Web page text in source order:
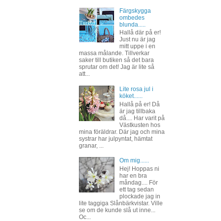
Färgskygga
ombedes
blunda.....
Hallå där på er!
Just nu är jag
mitt uppe i en
massa målande. Tillverkar
saker till butiken så det bara
sprutar om det! Jag är lite så
att...
Lite rosa jul i
köket......
Hallå på er! Då
är jag tillbaka
då.... Har varit på
Västkusten hos
mina föräldrar. Där jag och mina
systrar har julpyntat, hämtat
granar, ...
Om mig......
Hej! Hoppas ni
har en bra
måndag.... För
ett tag sedan
plockade jag in
lite taggiga Slånbärkvistar. Ville
se om de kunde slå ut inne...
Oc...